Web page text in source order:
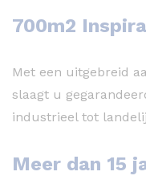
700m2
Met een uitgebreid
slaagt u
industrieel tot
Meer dan 15